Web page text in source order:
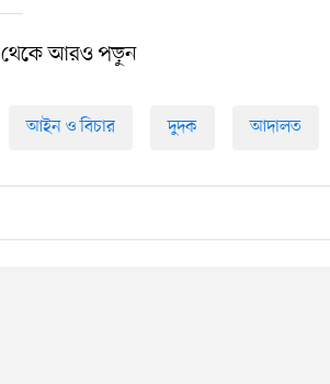
থেকে আরও পড়ুন
আইন ও বিচার দুদক আদালত